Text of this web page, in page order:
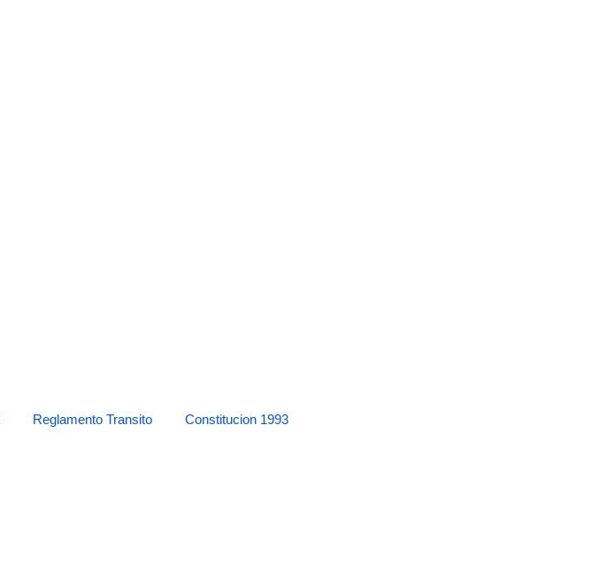
Reglamento Transito Constitucion 1993